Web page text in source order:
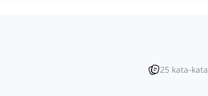
25 kata-kata